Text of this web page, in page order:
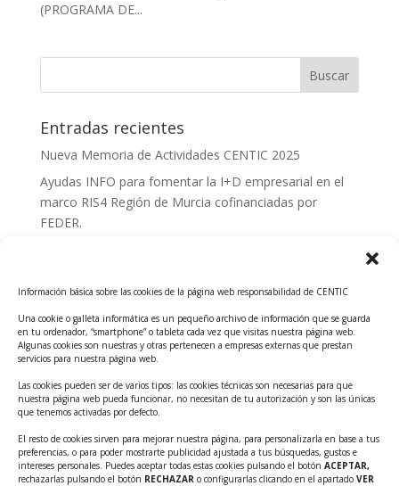
Información básica sobre las cookies de la página web responsabilidad de CENTIC
Una cookie o galleta informática es un pequeño archivo de información que se guarda
en tu ordenador, “smartphone” o tableta cada vez que visitas nuestra página web.
Algunas cookies son nuestras y otras pertenecen a empresas externas que prestan
servicios para nuestra página web.
Las cookies pueden ser de varios tipos: las cookies técnicas son necesarias para que
nuestra página web pueda funcionar, no necesitan de tu autorización y son las únicas
que tenemos activadas por defecto.
El resto de cookies sirven para mejorar nuestra página, para personalizarla en base a tus
preferencias, o para poder mostrarte publicidad ajustada a tus búsquedas, gustos e
intereses personales. Puedes aceptar todas estas cookies pulsando el botón ACEPTAR,
rechazarlas pulsando el botón RECHAZAR o configurarlas clicando en el apartado VER
(PROGRAMA DE...
Entradas recientes
Nueva Memoria de Actividades CENTIC 2025
Ayudas INFO para fomentar la I+D empresarial en el
marco RIS4 Región de Murcia cofinanciadas por
FEDER.
Tecnológicos 2ª ed.
Ayudas INFO para el apoyo a las empresas
innovadoras con potencial tecnológico y escalables
Convocatoria Cheque de Innovación. Ayudas INFO
para la contratación de servicios de Innovación y
Competitividad
Cheque Inversión del INFO. Ayudas para la
contratación de servicios de Innovación y
Competitividad para apoyar rondas de financiación.